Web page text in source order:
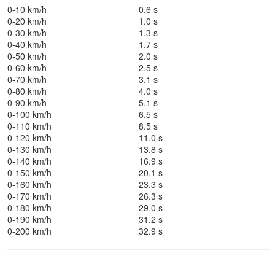
0-10 km/h
0.6 s
0-20 km/h
1.0 s
0-30 km/h
1.3 s
0-40 km/h
1.7 s
0-50 km/h
2.0 s
0-60 km/h
2.5 s
0-70 km/h
3.1 s
0-80 km/h
4.0 s
0-90 km/h
5.1 s
0-100 km/h
6.5 s
0-110 km/h
8.5 s
0-120 km/h
11.0 s
0-130 km/h
13.8 s
0-140 km/h
16.9 s
0-150 km/h
20.1 s
0-160 km/h
23.3 s
0-170 km/h
26.3 s
0-180 km/h
29.0 s
0-190 km/h
31.2 s
0-200 km/h
32.9 s